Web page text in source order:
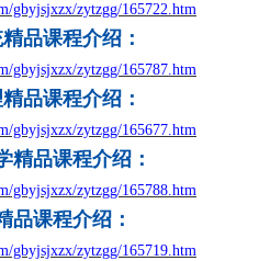
gbyjsjxzx/zytzgg/165722.htm
品课程介绍 ：
gbyjsjxzx/zytzgg/165787.htm
品课程介绍 ：
gbyjsjxzx/zytzgg/165677.htm
精品课程介绍 ：
gbyjsjxzx/zytzgg/165788.htm
品课程介绍 ：
gbyjsjxzx/zytzgg/165719.htm